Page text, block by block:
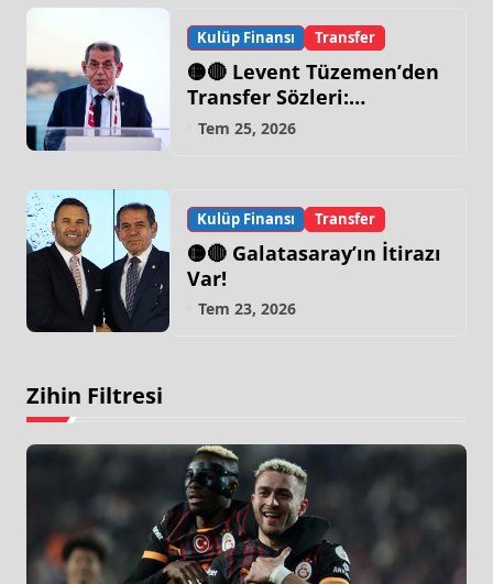
Kulüp Finansı Transfer
🟡🔴 Levent Tüzemen’den
Transfer Sözleri:
“Galatasaray’ın Zirve
Tem 25, 2026
Kulüp Finansı Transfer
🟡🔴 Galatasaray’ın İtirazı
Var!
Tem 23, 2026
Zihin Filtresi